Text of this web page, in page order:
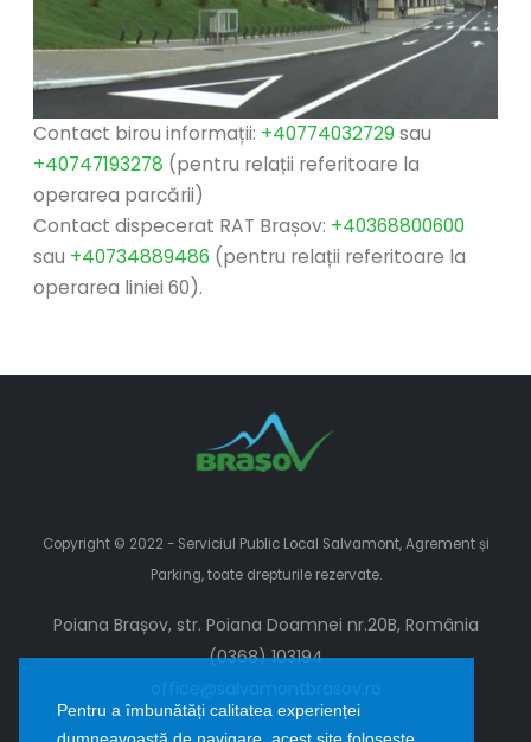
Pentru a îmbunătăți calitatea experienței
Contact birou informații: +40774032729 sau
+40747193278 (pentru relații referitoare la
operarea parcării)
Contact dispecerat RAT Brașov: +40368800600
sau +40734889486 (pentru relații referitoare la
operarea liniei 60).
Copyright © 2022 - Serviciul Public Local Salvamont, Agrement și
Parking, toate drepturile rezervate.
Poiana Brașov, str. Poiana Doamnei nr.20B, România
(0368) 103194